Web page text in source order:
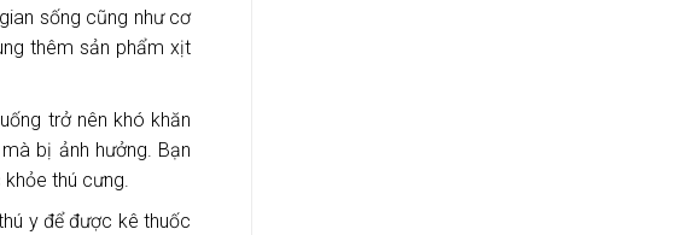
sống cũng như cơ
thêm sản phẩm xịt
trở nên khó khăn
bị ảnh hưởng. Bạn
thú cưng.
y để được kê thuốc